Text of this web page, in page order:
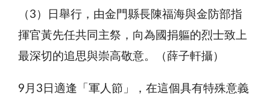
（3）日舉行，由金門縣長陳福海與金防部指
揮官黃先任共同主祭，向為國捐軀的烈士致上
最深切的追思與崇高敬意。（薛子軒攝）
9月3日適逢「軍人節」，在這個具有特殊意義